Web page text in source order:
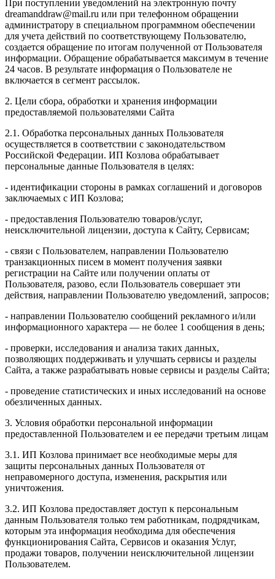
При поступлении уведомлений на электронную почту
dreamanddraw@mail.ru или при телефонном обращении
администратору в специальном программном обеспечении
для учета действий по соответствующему Пользователю,
создается обращение по итогам полученной от Пользователя
информации. Обращение обрабатывается максимум в течение
24 часов. В результате информация о Пользователе не
включается в сегмент рассылок.
2. Цели сбора, обработки и хранения информации
предоставляемой пользователями Сайта
2.1. Обработка персональных данных Пользователя
осуществляется в соответствии с законодательством
Российской Федерации. ИП Козловa обрабатывает
персональные данные Пользователя в целях:
- идентификации стороны в рамках соглашений и договоров
заключаемых с ИП Козлова;
- предоставления Пользователю товаров/услуг,
неисключительной лицензии, доступа к Сайту, Сервисам;
- связи с Пользователем, направлении Пользователю
транзакционных писем в момент получения заявки
регистрации на Сайте или получении оплаты от
Пользователя, разово, если Пользователь совершает эти
действия, направлении Пользователю уведомлений, запросов;
- направлении Пользователю сообщений рекламного и/или
информационного характера — не более 1 сообщения в день;
- проверки, исследования и анализа таких данных,
позволяющих поддерживать и улучшать сервисы и разделы
Сайта, а также разрабатывать новые сервисы и разделы Сайта;
- проведение статистических и иных исследований на основе
обезличенных данных.
3. Условия обработки персональной информации
предоставленной Пользователем и ее передачи третьим лицам
3.1. ИП Козлова принимает все необходимые меры для
защиты персональных данных Пользователя от
неправомерного доступа, изменения, раскрытия или
уничтожения.
3.2. ИП Козлова предоставляет доступ к персональным
данным Пользователя только тем работникам, подрядчикам,
которым эта информация необходима для обеспечения
функционирования Сайта, Сервисов и оказания Услуг,
продажи товаров, получении неисключительной лицензии
Пользователем.